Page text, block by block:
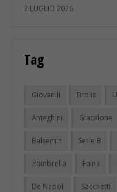
2 LUGLIO 2026
Tag
Giovanili Brolis
Anteghini Giacalone
Balsemin Serie B
Zambrella Faina
De Napoli Sacchetti